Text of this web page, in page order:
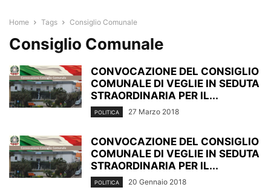
Home Tags Consiglio Comunale
Consiglio Comunale
CONVOCAZIONE DEL CONSIGLIO
COMUNALE DI VEGLIE IN SEDUTA
STRAORDINARIA PER IL...
POLITICA 27 Marzo 2018
CONVOCAZIONE DEL CONSIGLIO
COMUNALE DI VEGLIE IN SEDUTA
STRAORDINARIA PER IL...
POLITICA 20 Gennaio 2018